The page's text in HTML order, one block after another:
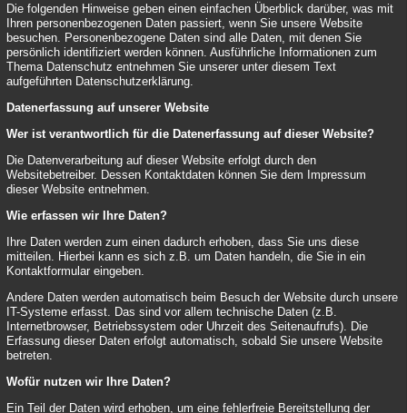
Die folgenden Hinweise geben einen einfachen Überblick darüber, was mit
Ihren personenbezogenen Daten passiert, wenn Sie unsere Website
besuchen. Personenbezogene Daten sind alle Daten, mit denen Sie
persönlich identifiziert werden können. Ausführliche Informationen zum
Thema Datenschutz entnehmen Sie unserer unter diesem Text
aufgeführten Datenschutzerklärung.
Datenerfassung auf unserer Website
Wer ist verantwortlich für die Datenerfassung auf dieser Website?
Die Datenverarbeitung auf dieser Website erfolgt durch den
Websitebetreiber. Dessen Kontaktdaten können Sie dem Impressum
dieser Website entnehmen.
Wie erfassen wir Ihre Daten?
Ihre Daten werden zum einen dadurch erhoben, dass Sie uns diese
mitteilen. Hierbei kann es sich z.B. um Daten handeln, die Sie in ein
Kontaktformular eingeben.
Andere Daten werden automatisch beim Besuch der Website durch unsere
IT-Systeme erfasst. Das sind vor allem technische Daten (z.B.
Internetbrowser, Betriebssystem oder Uhrzeit des Seitenaufrufs). Die
Erfassung dieser Daten erfolgt automatisch, sobald Sie unsere Website
betreten.
Wofür nutzen wir Ihre Daten?
Ein Teil der Daten wird erhoben, um eine fehlerfreie Bereitstellung der